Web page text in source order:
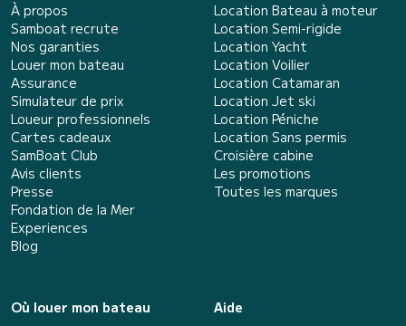
À propos
Samboat recrute
Nos garanties
Louer mon bateau
Assurance
Simulateur de prix
Loueur professionnels
Cartes cadeaux
SamBoat Club
Avis clients
Presse
Fondation de la Mer
Experiences
Blog
Location Bateau à moteur
Location Semi-rigide
Location Yacht
Location Voilier
Location Catamaran
Location Jet ski
Location Péniche
Location Sans permis
Croisière cabine
Les promotions
Toutes les marques
Où louer mon bateau
Aide